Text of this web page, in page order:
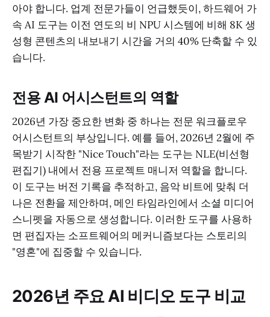
아야 합니다. 업계 전문가들이 언급했듯이, 하드웨어 가
속 AI 도구는 이전 연도의 비 NPU 시스템에 비해 8K 생
성형 콘텐츠의 내보내기 시간을 거의 40% 단축할 수 있
습니다.
전용 AI 어시스턴트의 역할
2026년 가장 중요한 변화 중 하나는 전문 워크플로우
어시스턴트의 부상입니다. 예를 들어, 2026년 2월에 주
목받기 시작한 "Nice Touch"라는 도구는 NLE(비선형
편집기) 내에서 전용 프로젝트 매니저 역할을 합니다.
이 도구는 버전 기록을 추적하고, 음악 비트에 맞춰 더
나은 전환을 제안하며, 메인 타임라인에서 소셜 미디어
스니펫을 자동으로 생성합니다. 이러한 도구를 사용하
면 편집자는 소프트웨어의 메커니즘보다는 스토리의
"영혼"에 집중할 수 있습니다.
2026년 주요 AI 비디오 도구 비교